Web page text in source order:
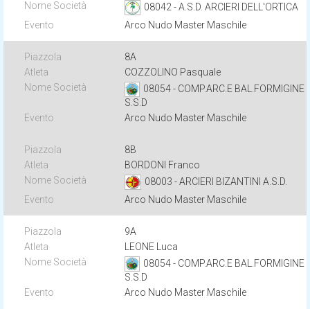
08042 - A.S.D. ARCIERI DELL'ORTICA
Arco Nudo Master Maschile
8A
COZZOLINO Pasquale
08054 - COMP.ARC.E BAL.FORMIGINE
S.S.D
Arco Nudo Master Maschile
8B
BORDONI Franco
08003 - ARCIERI BIZANTINI A.S.D.
Arco Nudo Master Maschile
9A
LEONE Luca
08054 - COMP.ARC.E BAL.FORMIGINE
S.S.D
Arco Nudo Master Maschile